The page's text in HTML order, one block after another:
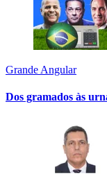
Grande Angular
Dos gramados às